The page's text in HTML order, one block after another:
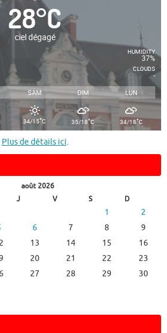
28°C
ciel dégagé
HUMIDITY
37%
CLOUDS
-
SAM DIM LUN
34/15°C 35/18°C 34/18°C
Plus de détails ici.
août 2026
J V S D
1
2
6 7 8
9
13 14 15
16
20 21 22
23
27 28 29
30